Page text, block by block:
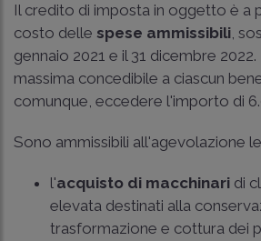
Il credito di imposta in oggetto è a
costo delle spese ammissibili,
gennaio 2021 e il 31 dicembre
massima concedibile a ciascun
comunque, eccedere l'importo di
Sono ammissibili all'agevolazione
l'acquisto di macchinari di
elevata destinati alla
trasformazione e cottura dei